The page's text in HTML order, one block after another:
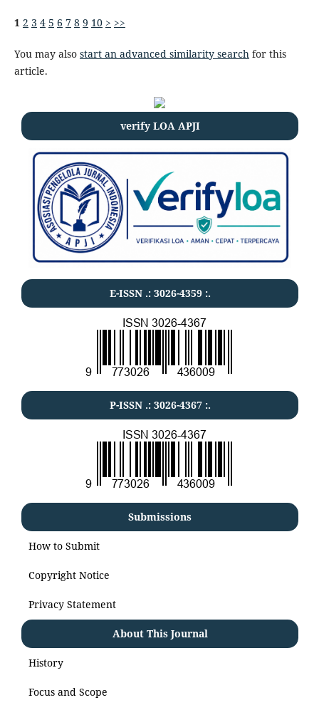
1 2 3 4 5 6 7 8 9 10 > >>
You may also start an advanced similarity searchfor this
article.
verify LOA APJI
E-ISSN .: 3026-4359:.
P-ISSN .: 3026-4367:.
Submissions
How to Submit
Copyright Notice
Privacy Statement
About This Journal
History
Focus and Scope